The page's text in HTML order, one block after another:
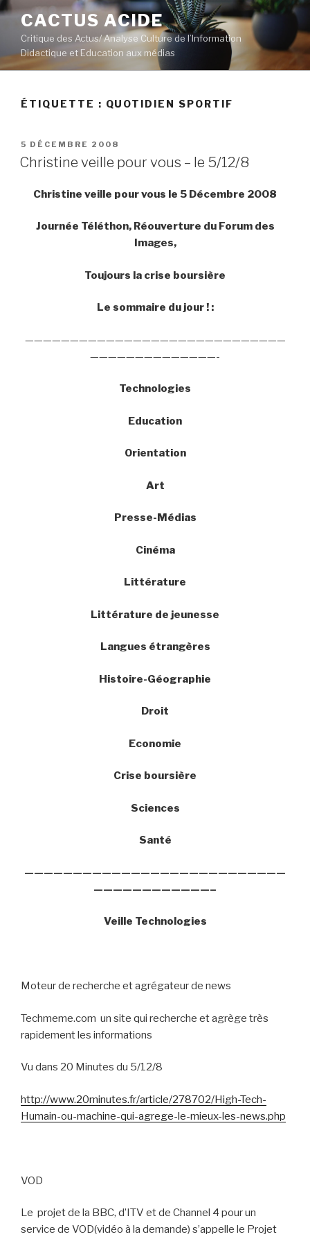
Aller
contenu
principal
CACTUS ACIDE
Critique des Actus/ Analyse Culture de l’Information
Didactique et Education aux médias
ÉTIQUETTE : QUOTIDIEN SPORTIF
PUBLIÉ
LE
5 DÉCEMBRE 2008
Christine veille pour vous – le 5/12/8
Christine veille pour vous le 5 Décembre 2008
Journée Téléthon, Réouverture du Forum des
Images,
Toujours la crise boursière
Le sommaire du jour ! :
—————————————————————————————
——————————————-
Technologies
Education
Orientation
Art
Presse-Médias
Cinéma
Littérature
Littérature de jeunesse
Langues étrangères
Histoire-Géographie
Droit
Economie
Crise boursière
Sciences
Santé
———————————————————————————
————————————–
Veille Technologies
Moteur de recherche et agrégateur de news
Techmeme.com un site qui recherche et agrège très
rapidement les informations
Vu dans 20 Minutes du 5/12/8
http://www.20minutes.fr/article/278702/High-Tech-
Humain-ou-machine-qui-agrege-le-mieux-les-news.php
VOD
Le projet de la BBC, d’ITV et de Channel 4 pour un
service de VOD(vidéo à la demande) s’appelle le Projet